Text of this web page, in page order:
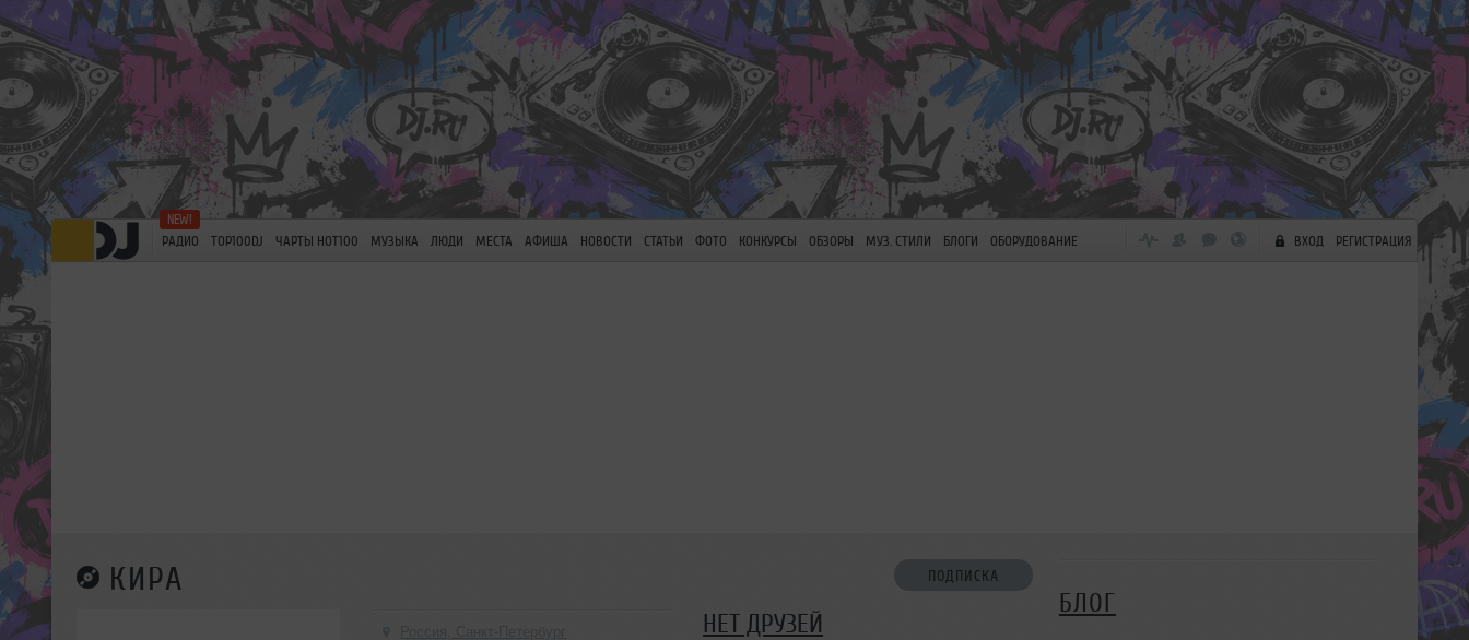
РАДИО TOP100DJ ЧАРТЫ HOT100 МУЗЫКА ЛЮДИ МЕСТА АФИША НОВОСТИ СТАТЬИ ФОТО КОНКУРСЫ ОБЗОРЫ МУЗ. СТИЛИ БЛОГИ ОБОРУДОВАНИЕ ВХОД РЕГИСТРАЦИЯ
КИРА ПОДПИСКА
НЕТ ДРУЗЕЙ
БЛОГ